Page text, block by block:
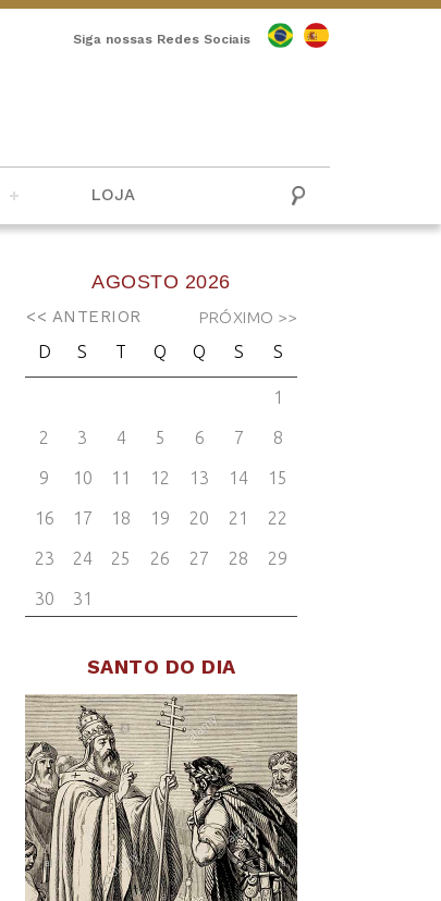
Siga nossas Redes Sociais
LOJA
SANTO DO DIA